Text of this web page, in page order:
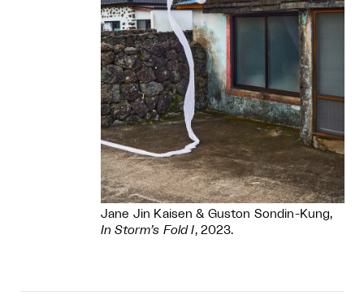
Jane Jin Kaisen & Guston Sondin-Kung,
In Storm’s Fold I, 2023.